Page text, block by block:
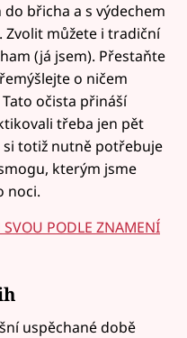
břicha a s výdechem
Zvolit můžete i tradiční
(já jsem). Přestaňte
o ničem
očista přináší
třeba jen pět
si totiž nutně potřebuje
kterým jsme
noci.
SVOU PODLE ZNAMENÍ
uspěchané době